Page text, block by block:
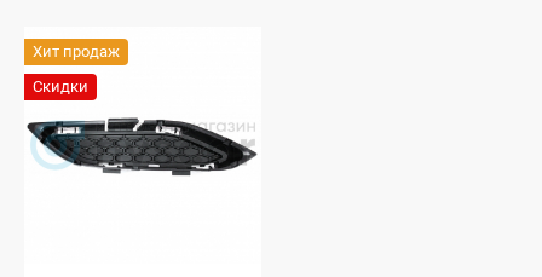
Хит продаж
Скидки